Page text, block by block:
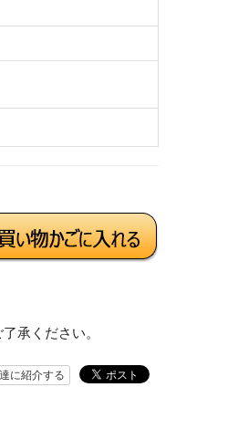
承ください。
に紹介する